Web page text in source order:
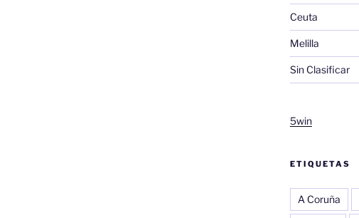
Ceuta
Melilla
Sin Clasificar
5win
ETIQUETAS
A Coruña